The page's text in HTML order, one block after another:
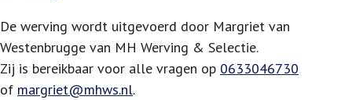
De werving wordt uitgevoerd door Margriet van
Westenbrugge van MH Werving & Selectie.
Zij is bereikbaar voor alle vragen op 0633046730
of margriet@mhws.nl.